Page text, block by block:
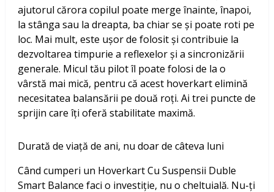
ajutorul cărora copilul poate merge înainte, înapoi,
la stânga sau la dreapta, ba chiar se și poate roti pe
loc. Mai mult, este ușor de folosit și contribuie la
dezvoltarea timpurie a reflexelor și a sincronizării
generale. Micul tău pilot îl poate folosi de la o
vârstă mai mică, pentru că acest hoverkart elimină
necesitatea balansării pe două roți. Ai trei puncte de
sprijin care îți oferă stabilitate maximă.
Durată de viață de ani, nu doar de câteva luni
Când cumperi un Hoverkart Cu Suspensii Duble
Smart Balance faci o investiție, nu o cheltuială. Nu-ți